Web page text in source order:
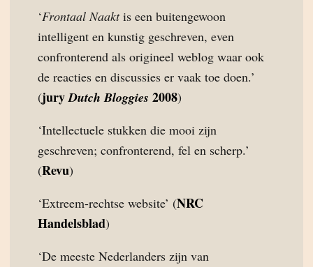
‘Frontaal Naaktis een buitengewoon
intelligent en kunstig geschreven, even
confronterend als origineel weblog waar ook
de reacties en discussies er vaak toe doen.’
(juryDutch Bloggies 2008)
‘Intellectuele stukken die mooi zijn
geschreven; confronterend, fel en scherp.’
(Revu)
‘Extreem-rechtse website’ (NRC
Handelsblad)
‘De meeste Nederlanders zijn van